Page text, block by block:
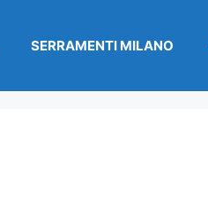
SERRAMENTI MILANO